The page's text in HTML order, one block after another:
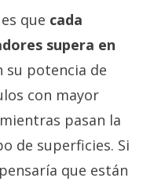
que cada
supera en
su potencia de
con mayor
pasan la
de superficies. Si
que están